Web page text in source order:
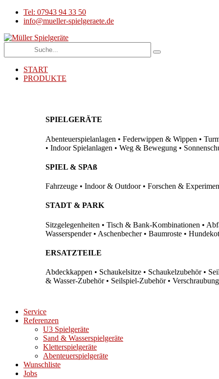
Tel: 07943 94 33 50
info@mueller-spielgeraete.de
START
PRODUKTE
SPIELGERÄTE
Abenteuerspielanlagen • Federwippen & Wippen •
• Indoor Spielanlagen • Weg & Bewegung •
SPIEL & SPAß
Fahrzeuge • Indoor & Outdoor • Forschen &
STADT & PARK
Sitzgelegenheiten • Tisch & Bank-Kombinationen •
Wasserspender • Aschenbecher • Baumroste •
ERSATZTEILE
Abdeckkappen • Schaukelsitze • Schaukelzubehör •
& Wasser-Zubehör • Seilspiel-Zubehör •
Service
Referenzen
U3 Spielgeräte
Sand & Wasserspielgeräte
Kletterspielgeräte
Abenteuerspielgeräte
Wunschliste
Jobs